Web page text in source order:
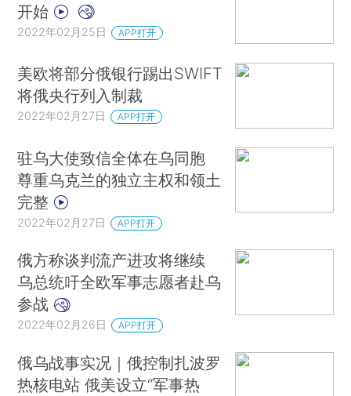
开始
2022年02月25日 APP打开
美欧将部分俄银行踢出SWIFT
将俄央行列入制裁
2022年02月27日 APP打开
驻乌大使致信全体在乌同胞
尊重乌克兰的独立主权和领土
完整
2022年02月27日 APP打开
俄方称谈判流产进攻将继续
乌总统吁全欧军事志愿者赴乌
参战
2022年02月26日 APP打开
俄乌战事实况｜俄控制扎波罗
热核电站 俄美设立“军事热